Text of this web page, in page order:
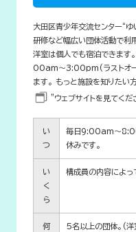
大田区青少年交流センター“ゆ
研修など幅広い団体活動で利
洋室は個人でも宿泊できます
00am～3:00pm(ラストオ
ます。 もっと施設を知りたい
”ウェブサイトを見てくだ
い
つ
毎日9:00am～
休みです。
い
く
ら
構成員の内容によっ
何
5名以上の団体。(洋